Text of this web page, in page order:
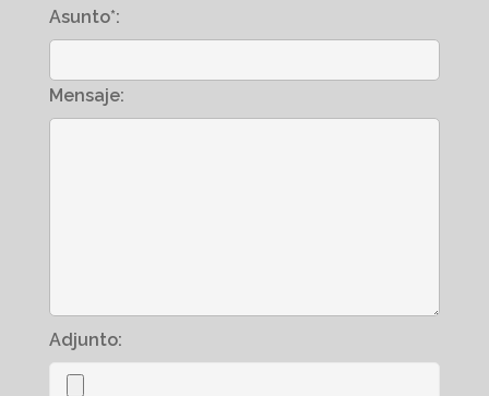
Asunto*:
Mensaje:
Adjunto: